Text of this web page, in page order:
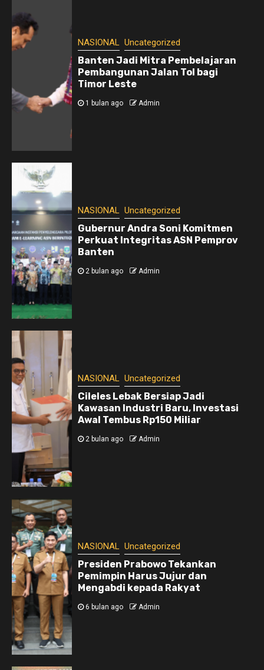
NASIONAL Uncategorized
Banten Jadi Mitra Pembelajaran
Pembangunan Jalan Tol bagi
Timor Leste
1 bulan ago Admin
NASIONAL Uncategorized
Gubernur Andra Soni Komitmen
Perkuat Integritas ASN Pemprov
Banten
2 bulan ago Admin
NASIONAL Uncategorized
Cileles Lebak Bersiap Jadi
Kawasan Industri Baru, Investasi
Awal Tembus Rp150 Miliar
2 bulan ago Admin
NASIONAL Uncategorized
Presiden Prabowo Tekankan
Pemimpin Harus Jujur dan
Mengabdi kepada Rakyat
6 bulan ago Admin